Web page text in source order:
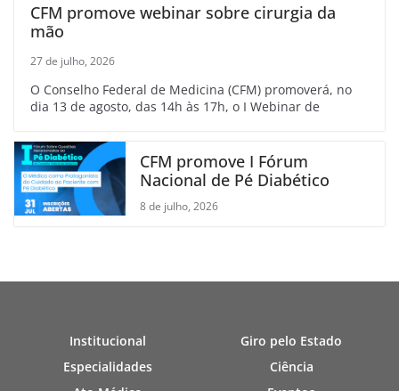
CFM promove webinar sobre cirurgia da
mão
27 de julho, 2026
O Conselho Federal de Medicina (CFM) promoverá, no
dia 13 de agosto, das 14h às 17h, o I Webinar de
CFM promove I Fórum
Nacional de Pé Diabético
8 de julho, 2026
Institucional
Especialidades
Giro pelo Estado
Ciência